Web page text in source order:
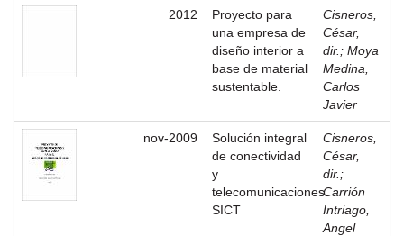
2012
Proyecto para
una empresa de
diseño interior a
base de material
sustentable.
Cisneros,
César,
dir. ; Moya
Medina,
Carlos
Javier
nov-2009
Solución integral
de conectividad
y
telecomunicaciones
SICT
Cisneros,
César,
dir. ;
Carrión
Intriago,
Angel